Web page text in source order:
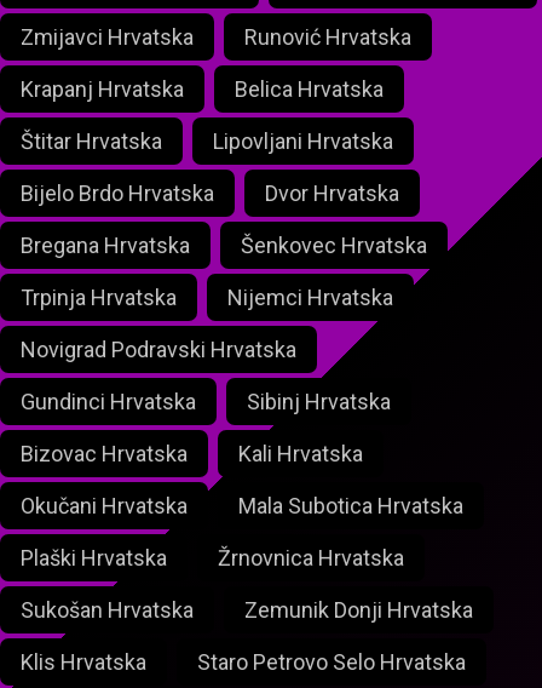
Zmijavci Hrvatska Runović Hrvatska
Krapanj Hrvatska Belica Hrvatska
Štitar Hrvatska Lipovljani Hrvatska
Bijelo Brdo Hrvatska Dvor Hrvatska
Bregana Hrvatska Šenkovec Hrvatska
Trpinja Hrvatska Nijemci Hrvatska
Novigrad Podravski Hrvatska
Gundinci Hrvatska Sibinj Hrvatska
Bizovac Hrvatska Kali Hrvatska
Okučani Hrvatska Mala Subotica Hrvatska
Plaški Hrvatska Žrnovnica Hrvatska
Sukošan Hrvatska Zemunik Donji Hrvatska
Klis Hrvatska Staro Petrovo Selo Hrvatska